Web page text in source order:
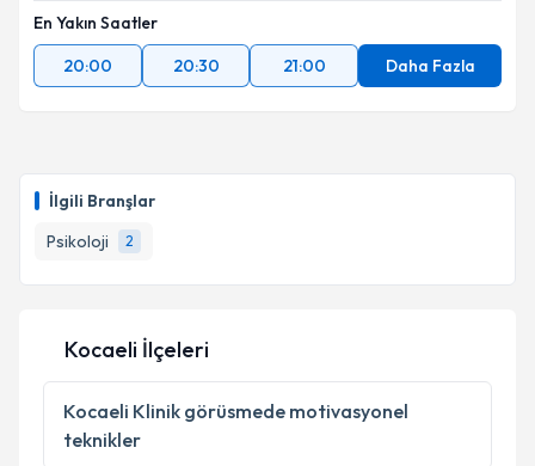
İlgili Branşlar
Psikoloji
2
En Yakın Saatler
20:00
20:30 21:00 Daha Fazla
Kocaeli İlçeleri
Kocaeli Klinik görüsmede motivasyonel
teknikler